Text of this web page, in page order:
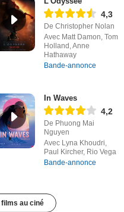
4,3
De Christopher Nolan
Avec Matt Damon, Tom
Holland, Anne
Hathaway
Bande-annonce
In Waves
4,2
De Phuong Mai
Nguyen
Avec Lyna Khoudri,
Paul Kircher, Rio Vega
Bande-annonce
au ciné